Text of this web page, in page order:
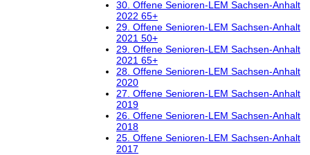
30. Offene Senioren-LEM Sachsen-Anhalt
2022 65+
29. Offene Senioren-LEM Sachsen-Anhalt
2021 50+
29. Offene Senioren-LEM Sachsen-Anhalt
2021 65+
28. Offene Senioren-LEM Sachsen-Anhalt
2020
27. Offene Senioren-LEM Sachsen-Anhalt
2019
26. Offene Senioren-LEM Sachsen-Anhalt
2018
25. Offene Senioren-LEM Sachsen-Anhalt
2017